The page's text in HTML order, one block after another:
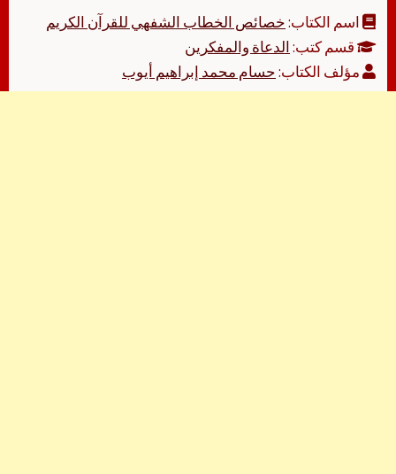
اسم الكتاب:خصائص الخطاب الشفهي للقرآن الكريم
قسم كتب:الدعاة والمفكرين
مؤلف الكتاب:حسام محمد إبراهيم أيوب